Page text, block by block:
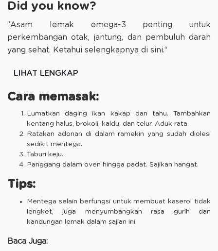
Did you know?
”Asam lemak omega-3 penting untuk
perkembangan otak, jantung, dan pembuluh darah
yang sehat. Ketahui selengkapnya di sini.“
LIHAT LENGKAP
Cara memasak:
Lumatkan daging ikan kakap dan tahu. Tambahkan
kentang halus, brokoli, kaldu, dan telur. Aduk rata.
Ratakan adonan di dalam ramekin yang sudah diolesi
sedikit mentega.
Taburi keju.
Panggang dalam oven hingga padat. Sajikan hangat.
Tips:
Mentega selain berfungsi untuk membuat kaserol tidak
lengket, juga menyumbangkan rasa gurih dan
kandungan lemak dalam sajian ini.
Baca Juga: